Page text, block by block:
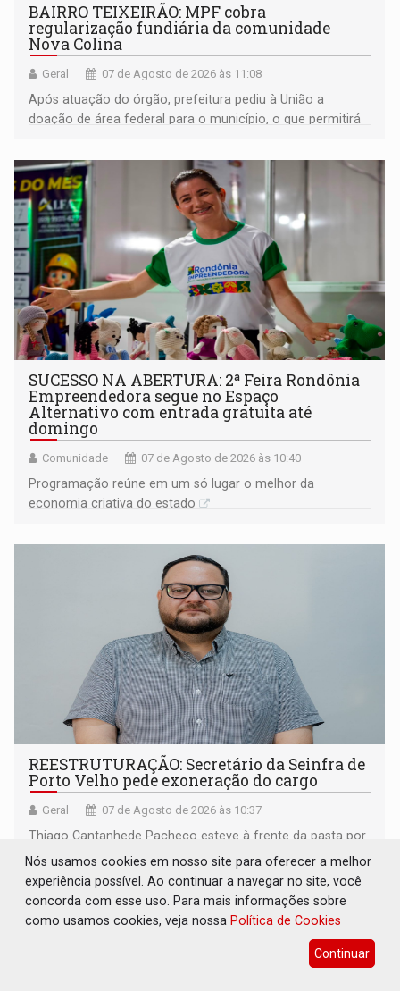
BAIRRO TEIXEIRÃO: MPF cobra
regularização fundiária da comunidade
Nova Colina
Geral 07 de Agosto de 2026 às 11:08
Após atuação do órgão, prefeitura pediu à União a
doação de área federal para o município, o que permitirá
SUCESSO NA ABERTURA: 2ª Feira Rondônia
Empreendedora segue no Espaço
Alternativo com entrada gratuita até
domingo
Comunidade 07 de Agosto de 2026 às 10:40
Programação reúne em um só lugar o melhor da
economia criativa do estado
REESTRUTURAÇÃO: Secretário da Seinfra de
Porto Velho pede exoneração do cargo
Geral 07 de Agosto de 2026 às 10:37
Thiago Cantanhede Pacheco esteve à frente da pasta por
pouco mais de um ano
Nós usamos cookies em nosso site para oferecer a melhor
experiência possível. Ao continuar a navegar no site, você
concorda com esse uso. Para mais informações sobre
como usamos cookies, veja nossa Política de Cookies
Continuar